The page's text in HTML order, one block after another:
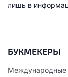
лишь в
БУКМЕКЕРЫ
Международные